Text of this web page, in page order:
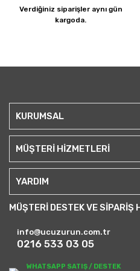
Verdiğiniz siparişler aynı gün
kargoda.
KURUMSAL
MÜŞTERİ HİZMETLERİ
YARDIM
MÜŞTERİ DESTEK VE SİPARİŞ
info@ucuzurun.com.tr
0216 533 03 05
WHATSAPP SATIŞ / DESTEK